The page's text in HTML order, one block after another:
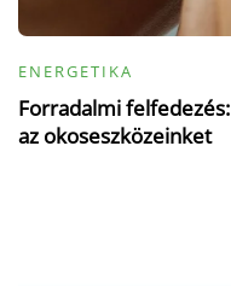
ENERGETIKA
Forradalmi
az okoseszközeinket